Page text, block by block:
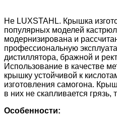
Не LUXSTAHL. Крышка
популярных моделей
модернизирована и
профессиональную
дистиллятора, бражной и
Использование в качестве
крышку устойчивой к
изготовления самогона.
в них не скапливается
Особенности: